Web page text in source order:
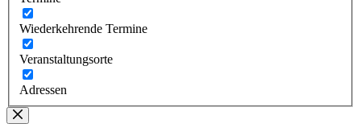
Wiederkehrende Termine
Veranstaltungsorte
Adressen